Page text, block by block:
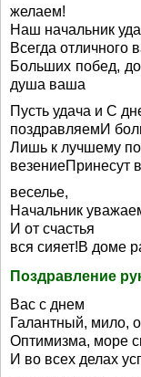
желаем!
Наш начальник
Всегда отличного
Больших побед,
душа ваша
Пусть удача и С
поздравляемИ
Лишь к лучшему
везениеПринесут
веселье,
Начальник
И от счастья
вся сияет!В доме
Поздравление
Вас с днем
Галантный, мило,
Оптимизма, море
И во всех делах